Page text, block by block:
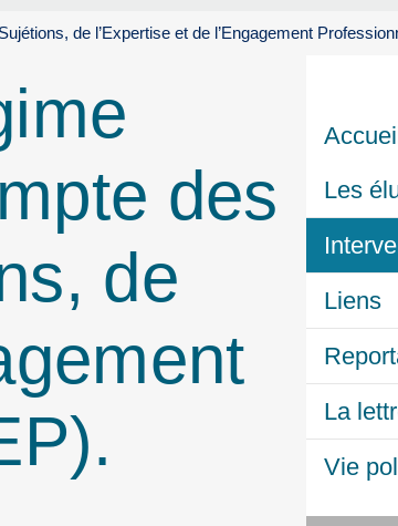
de l’Expertise et de l’Engagement
des
de
Les
Liens
La
Vie